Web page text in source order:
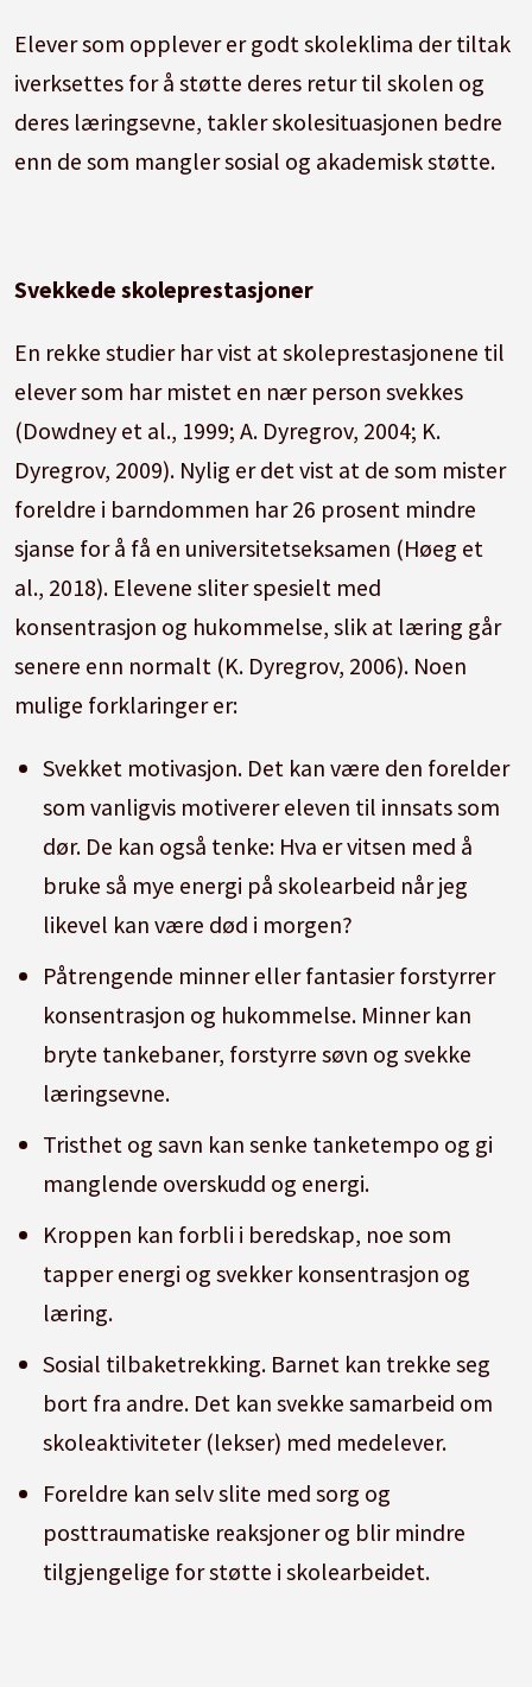
Elever som opplever er godt skoleklima der tiltak
iverksettes for å støtte deres retur til skolen og
deres læringsevne, takler skolesituasjonen bedre
enn de som mangler sosial og akademisk støtte.
Svekkede skoleprestasjoner
En rekke studier har vist at skoleprestasjonene til
elever som har mistet en nær person svekkes
(Dowdney et al., 1999; A. Dyregrov, 2004; K.
Dyregrov, 2009). Nylig er det vist at de som mister
foreldre i barndommen har 26 prosent mindre
sjanse for å få en universitetseksamen (Høeg et
al., 2018). Elevene sliter spesielt med
konsentrasjon og hukommelse, slik at læring går
senere enn normalt (K. Dyregrov, 2006). Noen
mulige forklaringer er:
Svekket motivasjon. Det kan være den forelder
som vanligvis motiverer eleven til innsats som
dør. De kan også tenke: Hva er vitsen med å
bruke så mye energi på skolearbeid når jeg
likevel kan være død i morgen?
Påtrengende minner eller fantasier forstyrrer
konsentrasjon og hukommelse. Minner kan
bryte tankebaner, forstyrre søvn og svekke
læringsevne.
Tristhet og savn kan senke tanketempo og gi
manglende overskudd og energi.
Kroppen kan forbli i beredskap, noe som
tapper energi og svekker konsentrasjon og
læring.
Sosial tilbaketrekking. Barnet kan trekke seg
bort fra andre. Det kan svekke samarbeid om
skoleaktiviteter (lekser) med medelever.
Foreldre kan selv slite med sorg og
posttraumatiske reaksjoner og blir mindre
tilgjengelige for støtte i skolearbeidet.